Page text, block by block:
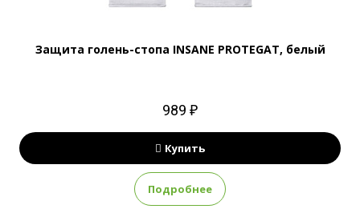
Защита голень-стопа INSANE PROTEGAT, белый
989 ₽
Купить
Подробнее